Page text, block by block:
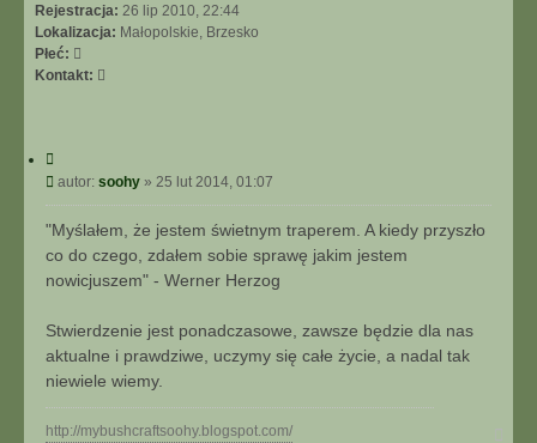
Rejestracja: 26 lip 2010, 22:44
Lokalizacja: Małopolskie, Brzesko
Płeć:
Kontakt:
a
k
t
s
ę
z
s
y
j
P
o
s
autor: soohy » 25 lut 2014, 01:07
"Myślałem, że jestem świetnym traperem. A kiedy przyszło
co do czego, zdałem sobie sprawę jakim jestem
nowicjuszem" - Werner Herzog
Stwierdzenie jest ponadczasowe, zawsze będzie dla nas
aktualne i prawdziwe, uczymy się całe życie, a nadal tak
niewiele wiemy.
http://mybushcraftsoohy.blogspot.com/